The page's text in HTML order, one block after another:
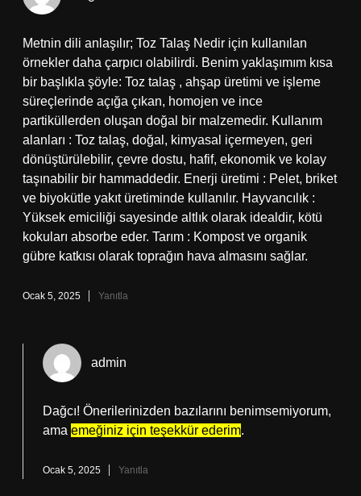
Metnin dili anlaşılır; Toz Talaş Nedir için kullanılan
örnekler daha çarpıcı olabilirdi. Benim yaklaşımım kısa
bir başlıkla şöyle: Toz talaş , ahşap üretimi ve işleme
süreçlerinde açığa çıkan, homojen ve ince
partiküllerden oluşan doğal bir malzemedir. Kullanım
alanları : Toz talaş, doğal, kimyasal içermeyen, geri
dönüştürülebilir, çevre dostu, hafif, ekonomik ve kolay
taşınabilir bir hammaddedir. Enerji üretimi : Pelet, briket
ve biyokütle yakıt üretiminde kullanılır. Hayvancılık :
Yüksek emiciliği sayesinde altlık olarak idealdir, kötü
kokuları absorbe eder. Tarım : Kompost ve organik
gübre katkısı olarak toprağın hava almasını sağlar.
Ocak 5, 2025 Yanıtla
admin
Dağcı! Önerilerinizden bazılarını benimsemiyorum,
ama emeğiniz için teşekkür ederim.
Ocak 5, 2025 Yanıtla